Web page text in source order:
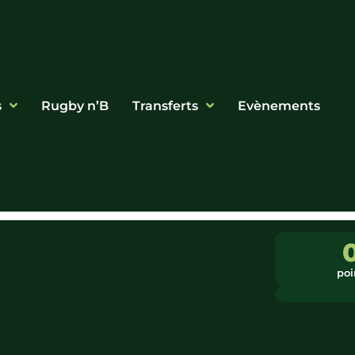
Rugby n’B Transferts Evènements